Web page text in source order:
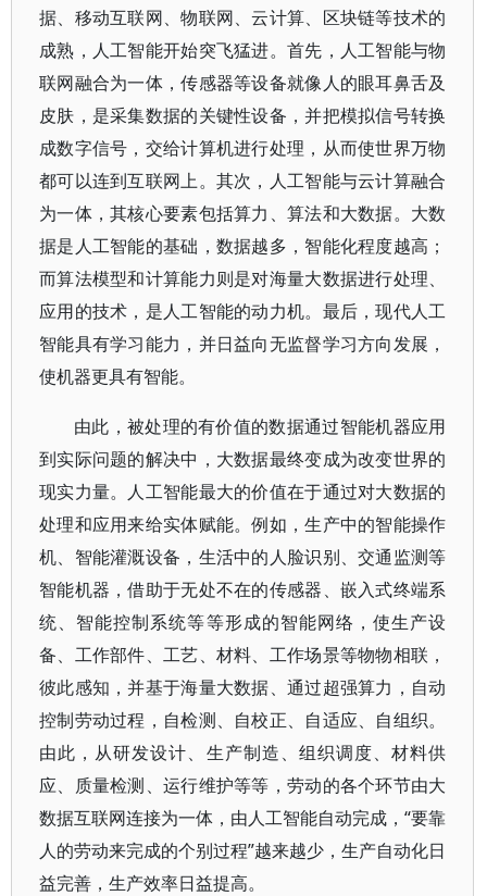
据、移动互联网、物联网、云计算、区块链等技术的
成熟，人工智能开始突飞猛进。首先，人工智能与物
联网融合为一体，传感器等设备就像人的眼耳鼻舌及
皮肤，是采集数据的关键性设备，并把模拟信号转换
成数字信号，交给计算机进行处理，从而使世界万物
都可以连到互联网上。其次，人工智能与云计算融合
为一体，其核心要素包括算力、算法和大数据。大数
据是人工智能的基础，数据越多，智能化程度越高；
而算法模型和计算能力则是对海量大数据进行处理、
应用的技术，是人工智能的动力机。最后，现代人工
智能具有学习能力，并日益向无监督学习方向发展，
使机器更具有智能。
由此，被处理的有价值的数据通过智能机器应用
到实际问题的解决中，大数据最终变成为改变世界的
现实力量。人工智能最大的价值在于通过对大数据的
处理和应用来给实体赋能。例如，生产中的智能操作
机、智能灌溉设备，生活中的人脸识别、交通监测等
智能机器，借助于无处不在的传感器、嵌入式终端系
统、智能控制系统等等形成的智能网络，使生产设
备、工作部件、工艺、材料、工作场景等物物相联，
彼此感知，并基于海量大数据、通过超强算力，自动
控制劳动过程，自检测、自校正、自适应、自组织。
由此，从研发设计、生产制造、组织调度、材料供
应、质量检测、运行维护等等，劳动的各个环节由大
数据互联网连接为一体，由人工智能自动完成，“要靠
人的劳动来完成的个别过程”越来越少，生产自动化日
益完善，生产效率日益提高。